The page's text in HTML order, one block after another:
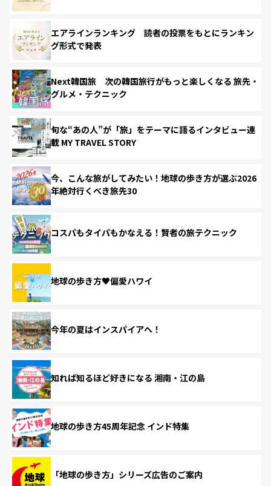
エアラインランキング 読者の投票をもとにランキン
グ形式で発表
Next韓国旅 次の韓国旅行がもっと楽しくなる 旅先・
グルメ・テクニック
旬な“あの人”が「旅」をテーマに語るインタビュー連
載 MY TRAVEL STORY
今、こんな旅がしてみたい！地球の歩き方が選ぶ2026
年絶対行くべき旅先30
コスパもタイパもかなえる！賢者の旅テクニック
地球の歩き方♥偏愛ハワイ
今年の夏はインスパイアへ！
知れば知るほど好きになる 湘南・江の島
地球の歩き方45周年記念 インド特集
「地球の歩き方」シリーズ広告のご案内